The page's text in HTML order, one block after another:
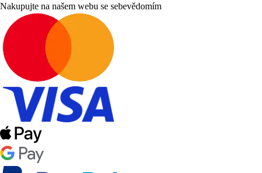
Nakupujte na našem webu se sebevědomím